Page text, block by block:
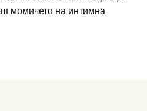
момичето на интимна